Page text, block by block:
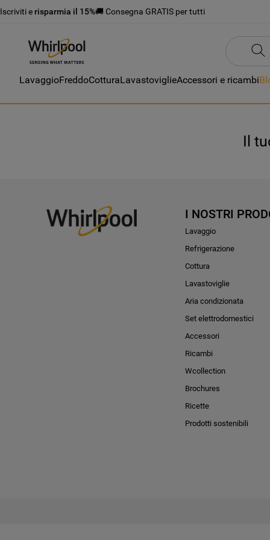
Iscriviti e risparmia il 15%🚚 Consegna GRATIS per tutti
LavaggioFreddoCotturaLavastoviglieAccessori e ricambi
Il
I NOSTRI
Lavaggio
Refrigerazione
Cottura
Lavastoviglie
Aria condizionata
Set elettrodomestici
Accessori
Ricambi
Wcollection
Brochures
Ricette
Prodotti sostenibili